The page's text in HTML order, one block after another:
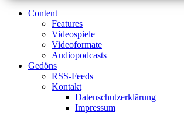
Content
Features
Videospiele
Videoformate
Audiopodcasts
Gedöns
RSS-Feeds
Kontakt
Datenschutzerklärung
Impressum